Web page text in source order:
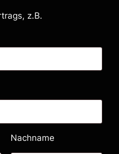
z.B.
Nachname